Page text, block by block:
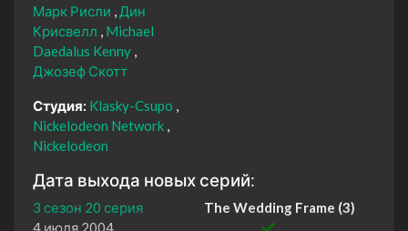
Марк Рисли
Дин
Крисвелл
Michael
Daedalus Kenny
Джозеф Скотт
Студия: Klasky-Csupo
Nickelodeon Network
Nickelodeon
Дата выхода новых серий:
3 сезон 20 серия
The Wedding Frame (3)
4 июля 2004